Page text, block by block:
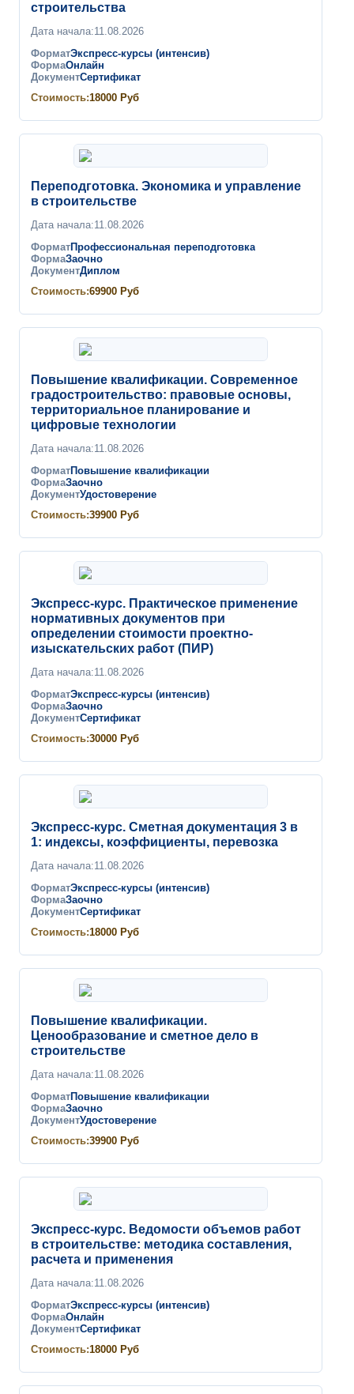
строительства
Дата начала:11.08.2026
ФорматЭкспресс-курсы (интенсив)
ФормаОнлайн
ДокументСертификат
Стоимость:18000 Руб
Переподготовка. Экономика и управление
в строительстве
Дата начала:11.08.2026
ФорматПрофессиональная переподготовка
ФормаЗаочно
ДокументДиплом
Стоимость:69900 Руб
Повышение квалификации. Современное
градостроительство: правовые основы,
территориальное планирование и
цифровые технологии
Дата начала:11.08.2026
ФорматПовышение квалификации
ФормаЗаочно
ДокументУдостоверение
Стоимость:39900 Руб
Экспресс-курс. Практическое применение
нормативных документов при
определении стоимости проектно-
изыскательских работ (ПИР)
Дата начала:11.08.2026
ФорматЭкспресс-курсы (интенсив)
ФормаЗаочно
ДокументСертификат
Стоимость:30000 Руб
Экспресс-курс. Сметная документация 3 в
1: индексы, коэффициенты, перевозка
Дата начала:11.08.2026
ФорматЭкспресс-курсы (интенсив)
ФормаЗаочно
ДокументСертификат
Стоимость:18000 Руб
Повышение квалификации.
Ценообразование и сметное дело в
строительстве
Дата начала:11.08.2026
ФорматПовышение квалификации
ФормаЗаочно
ДокументУдостоверение
Стоимость:39900 Руб
Экспресс-курс. Ведомости объемов работ
в строительстве: методика составления,
расчета и применения
Дата начала:11.08.2026
ФорматЭкспресс-курсы (интенсив)
ФормаОнлайн
ДокументСертификат
Стоимость:18000 Руб